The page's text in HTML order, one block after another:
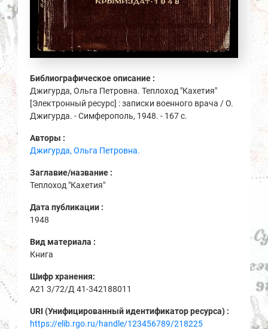
Библиографическое описание :
Джигурда, Ольга Петровна. Теплоход "Кахетия"
[Электронный ресурс] : записки военного врача / О.
Джигурда. - Симферополь, 1948. - 167 с.
Авторы :
Джигурда, Ольга Петровна.
Заглавие/название :
Теплоход "Кахетия"
Дата публикации :
1948
Вид материала :
Книга
Шифр хранения:
A21 3/72/Д 41-342188011
URI (Унифицированный идентификатор ресурса) :
https://elib.rgo.ru/handle/123456789/218225